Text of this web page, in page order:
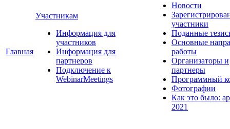
Главная
Участникам
Информация для
участников
Информация для
партнеров
Подключение к
WebinarMeetings
Новости
участники
Поданные
Основные
работы
Организаторы и
партнеры
Программный
Фотографии
Как это было:
2021